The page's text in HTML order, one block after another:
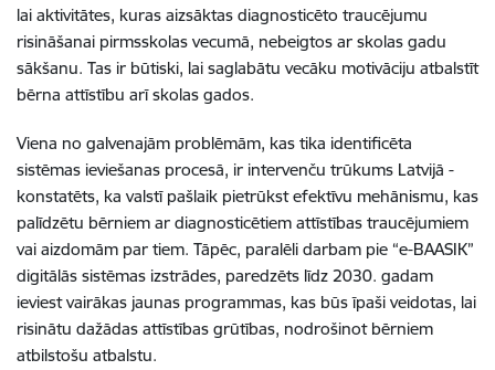
lai aktivitātes, kuras aizsāktas diagnosticēto traucējumu
risināšanai pirmsskolas vecumā, nebeigtos ar skolas gadu
sākšanu. Tas ir būtiski, lai saglabātu vecāku motivāciju atbalstīt
bērna attīstību arī skolas gados.
Viena no galvenajām problēmām, kas tika identificēta
sistēmas ieviešanas procesā, ir intervenču trūkums Latvijā -
konstatēts, ka valstī pašlaik pietrūkst efektīvu mehānismu, kas
palīdzētu bērniem ar diagnosticētiem attīstības traucējumiem
vai aizdomām par tiem. Tāpēc, paralēli darbam pie “e-BAASIK”
digitālās sistēmas izstrādes, paredzēts līdz 2030. gadam
ieviest vairākas jaunas programmas, kas būs īpaši veidotas, lai
risinātu dažādas attīstības grūtības, nodrošinot bērniem
atbilstošu atbalstu.